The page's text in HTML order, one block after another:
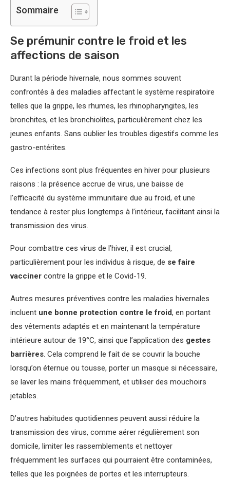
Sommaire
Se prémunir contre le froid et les
affections de saison
Durant la période hivernale, nous sommes souvent
confrontés à des maladies affectant le système respiratoire
telles que la grippe, les rhumes, les rhinopharyngites, les
bronchites, et les bronchiolites, particulièrement chez les
jeunes enfants. Sans oublier les troubles digestifs comme les
gastro-entérites.
Ces infections sont plus fréquentes en hiver pour plusieurs
raisons : la présence accrue de virus, une baisse de
l’efficacité du système immunitaire due au froid, et une
tendance à rester plus longtemps à l’intérieur, facilitant ainsi la
transmission des virus.
Pour combattre ces virus de l’hiver, il est crucial,
particulièrement pour les individus à risque, de se faire
vacciner contre la grippe et le Covid-19.
Autres mesures préventives contre les maladies hivernales
incluent une bonne protection contre le froid, en portant
des vêtements adaptés et en maintenant la température
intérieure autour de 19°C, ainsi que l’application des gestes
barrières . Cela comprend le fait de se couvrir la bouche
lorsqu’on éternue ou tousse, porter un masque si nécessaire,
se laver les mains fréquemment, et utiliser des mouchoirs
jetables.
D’autres habitudes quotidiennes peuvent aussi réduire la
transmission des virus, comme aérer régulièrement son
domicile, limiter les rassemblements et nettoyer
fréquemment les surfaces qui pourraient être contaminées,
telles que les poignées de portes et les interrupteurs.